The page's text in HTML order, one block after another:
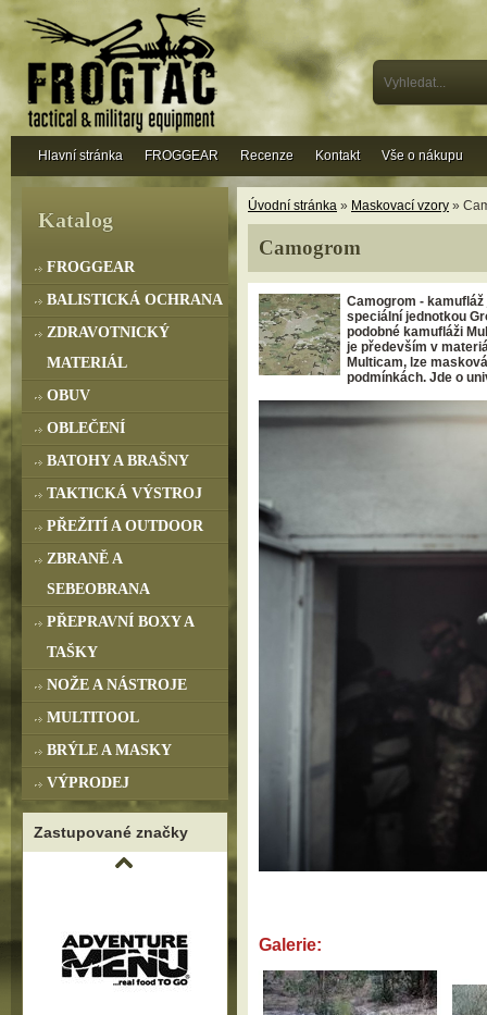
Úvodní stránka » Maskovací vzory »
Camogrom
Camogrom -
speciální jednotkou
podobné kamufláži
je především v
Multicam, lze
podmínkách. Jde o
Galerie:
Katalog
FROGGEAR
BALISTICKÁ OCHRANA
ZDRAVOTNICKÝ
MATERIÁL
OBUV
OBLEČENÍ
BATOHY A BRAŠNY
TAKTICKÁ VÝSTROJ
PŘEŽITÍ A OUTDOOR
ZBRANĚ A
SEBEOBRANA
PŘEPRAVNÍ BOXY A
TAŠKY
NOŽE A NÁSTROJE
MULTITOOL
BRÝLE A MASKY
VÝPRODEJ
Zastupované značky
Hlavní stránka FROGGEAR Recenze Kontakt Vše o nákupu